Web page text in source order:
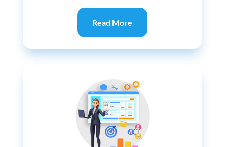
Read More